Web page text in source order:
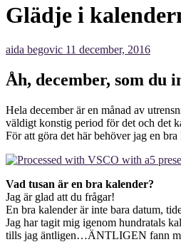
Glädje i
aida begovic 11 december, 2016
Åh, december, som du
Hela december är en månad av
väldigt konstig period för det och det
För att göra det här behöver jag en bra
Vad tusan är en bra kalender?
Jag är glad att du frågar!
En bra kalender är inte bara datum,
Jag har tagit mig igenom hundratals
tills jag äntligen…ÄNTLIGEN fann